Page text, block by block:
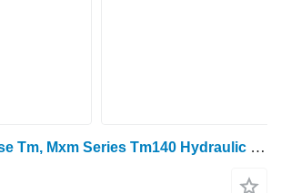
New Holland Case Tm, Mxm Series Tm140 Hydraulic Control Cable 87309770, 8735 ratinio traktoriaus